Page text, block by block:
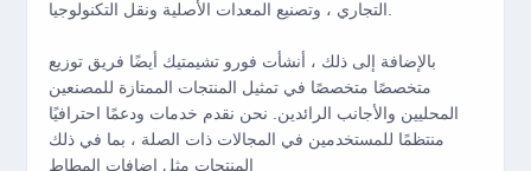
بالإضافة إلى ذلك ، أنشأت فورو تشيمتيك أيضًا فريق توزيع
متخصصًا متخصصًا في تمثيل المنتجات الممتازة للمصنعين
المحليين والأجانب الرائدين. نحن نقدم خدمات ودعمًا احترافيًا
منتظمًا للمستخدمين في المجالات ذات الصلة ، بما في ذلك
المنتجات مثل إضافات المطاط